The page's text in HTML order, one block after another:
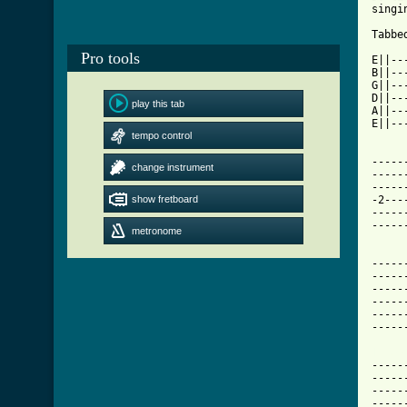
Pro tools
play this tab
tempo control
change instrument
show fretboard
metronome
-